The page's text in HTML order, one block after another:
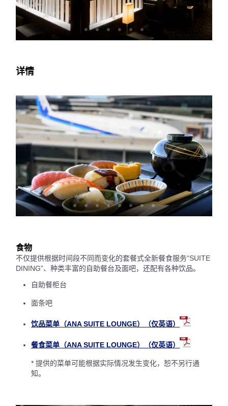
详情
食物
不仅提供根据时间段不同而变化的套餐式全新餐食服务“SUITE
DINING”、种类丰富的自助餐台及面吧，还配有各种饮品。
自助餐柜台
面条吧
饮品菜单（ANA SUITE LOUNGE）（仅英语）
餐食菜单（ANA SUITE LOUNGE）（仅英语）
* 提供的菜单可能根据实际情况发生变化，恕不另行通
知。